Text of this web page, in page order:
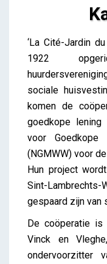
Kapelleveld
‘La Cité-Jardin
1922
sociale
komen de
goedkope lening
voor Goedkope
(NGMWW) voor
Hun project
Sint-
gespaard zijn van
De coöperatie is
Vinck en
ondervoorzitter